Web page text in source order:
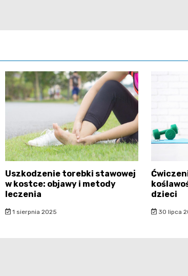
Uszkodzenie torebki stawowej
w kostce: objawy i metody
leczenia
1 sierpnia 2025
dzieci
30 lipca